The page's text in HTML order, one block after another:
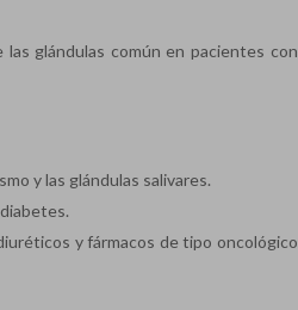
glándulas común en pacientes con
y las glándulas salivares.
y fármacos de tipo oncológico